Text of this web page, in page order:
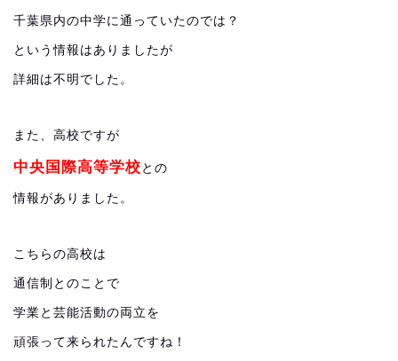
千葉県内の中学に通っていたのでは？
という情報はありましたが
詳細は不明でした。
また、高校ですが
中央国際高等学校 との
情報がありました。
こちらの高校は
通信制とのことで
学業と芸能活動の両立を
頑張って来られたんですね！